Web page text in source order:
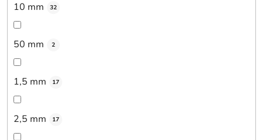
10 mm 32
50 mm 2
1,5 mm 17
2,5 mm 17